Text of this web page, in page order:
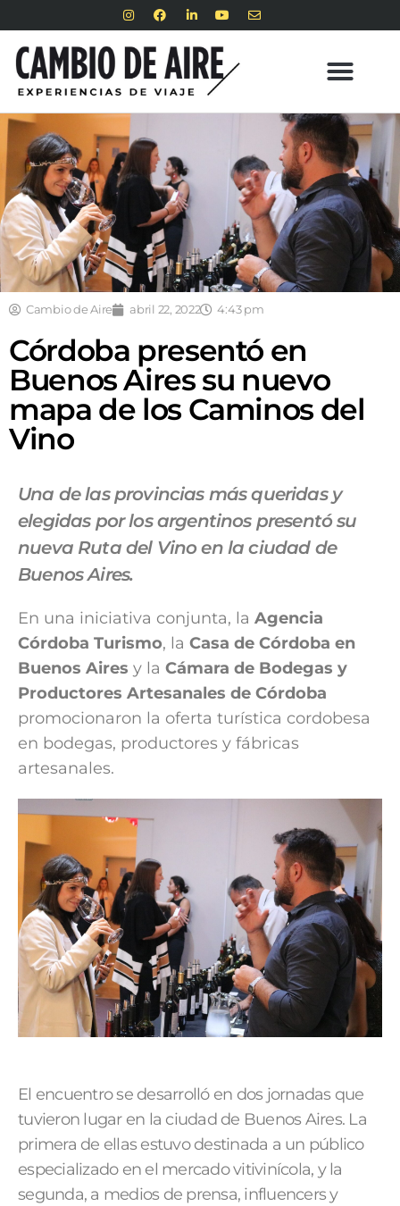
Cambio de Aire abril 22, 2022 4:43 pm
Córdoba presentó en
Buenos Aires su nuevo
mapa de los Caminos del
Vino
Una de las provincias más queridas y
elegidas por los argentinos presentó su
nueva Ruta del Vino en la ciudad de
Buenos Aires.
En una iniciativa conjunta, la Agencia
Córdoba Turismo, la Casa de Córdoba en
Buenos Aires y la Cámara de Bodegas y
Productores Artesanales de Córdoba
promocionaron la oferta turística cordobesa
en bodegas, productores y fábricas
artesanales.
El encuentro se desarrolló en dos jornadas que
tuvieron lugar en la ciudad de Buenos Aires. La
primera de ellas estuvo destinada a un público
especializado en el mercado vitivinícola, y la
segunda, a medios de prensa, influencers y